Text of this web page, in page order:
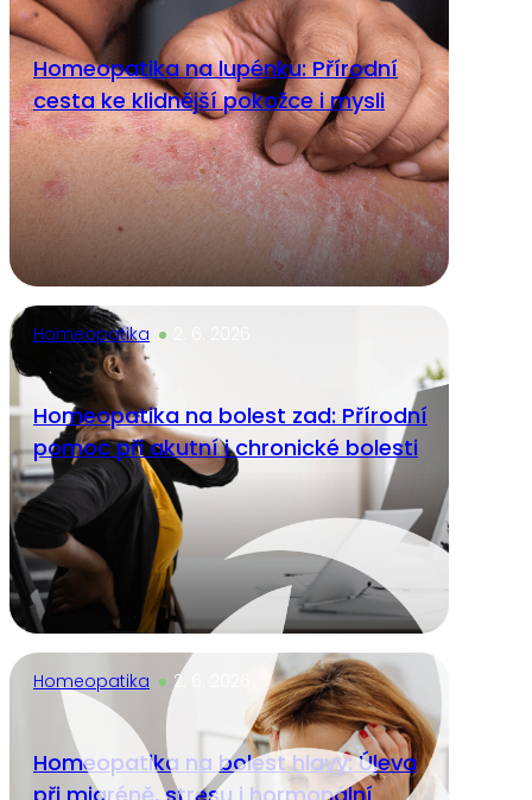
Homeopatika na lupénku: Přírodní
cesta ke klidnější pokožce i mysli
Homeopatika
Homeopatika na bolest zad: Přírodní
pomoc při akutní i chronické bolesti
Homeopatika 2. 6. 2026
Homeopatika na bolest hlavy: Úleva